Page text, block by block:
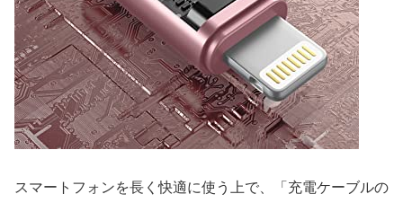
スマートフォンを長く快適に使う上で、「充電ケーブルの